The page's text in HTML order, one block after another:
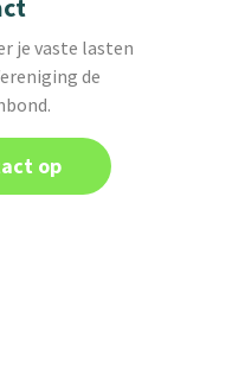
je vaste lasten
de
op